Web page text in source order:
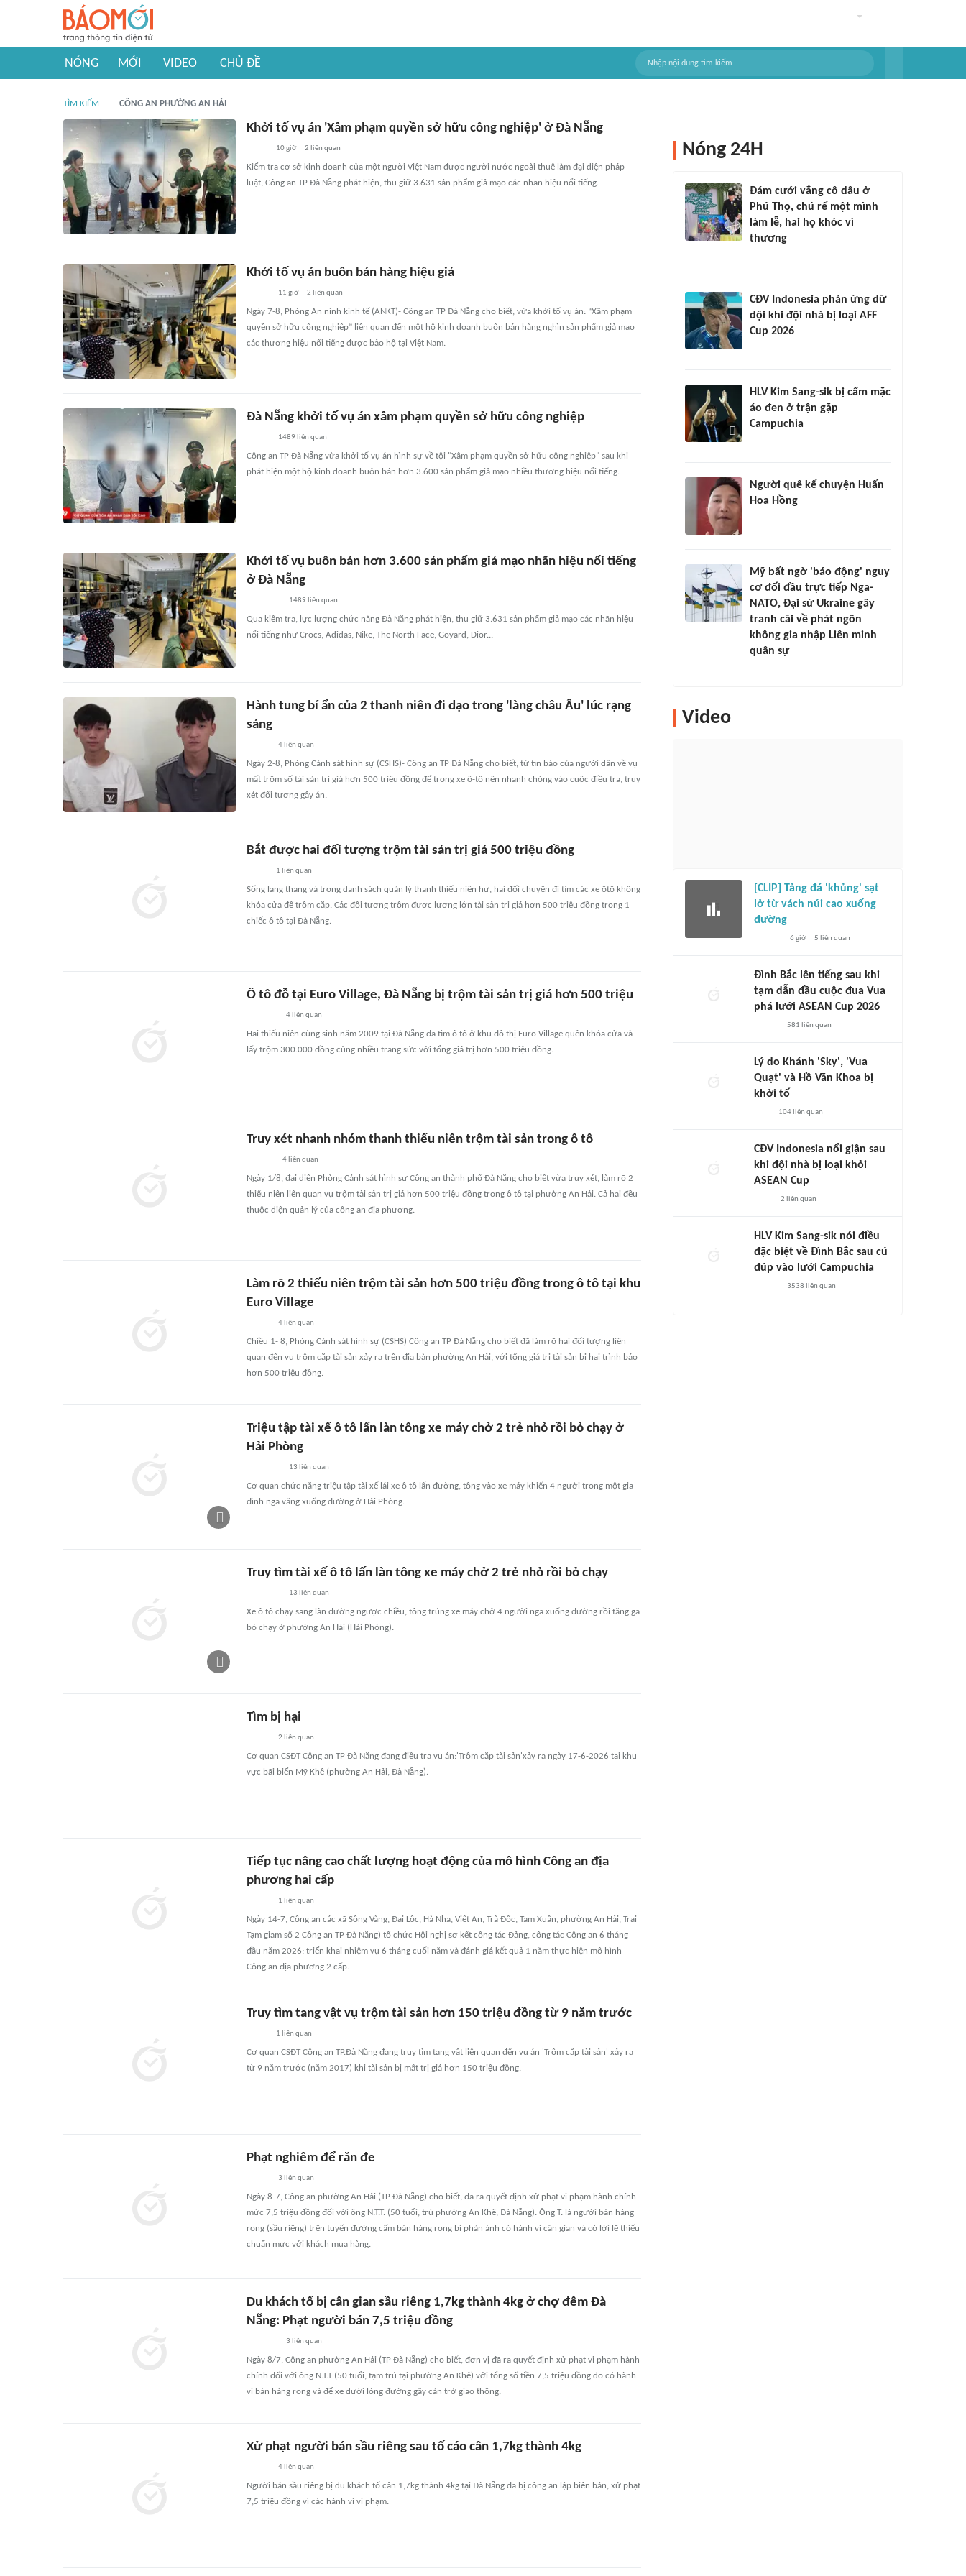
NÓNG MỚI VIDEO CHỦ ĐỀ
TÌM KIẾM CÔNG AN PHƯỜNG AN HẢI
Khởi tố vụ án 'Xâm phạm quyền sở hữu công nghiệp' ở Đà Nẵng
10 giờ 2 liên quan
Kiểm tra cơ sở kinh doanh của một người Việt Nam được người nước ngoài thuê làm đại diện pháp
luật, Công an TP Đà Nẵng phát hiện, thu giữ 3.631 sản phẩm giả mạo các nhãn hiệu nổi tiếng.
Khởi tố vụ án buôn bán hàng hiệu giả
11 giờ 2 liên quan
Ngày 7-8, Phòng An ninh kinh tế (ANKT)- Công an TP Đà Nẵng cho biết, vừa khởi tố vụ án: “Xâm phạm
quyền sở hữu công nghiệp” liên quan đến một hộ kinh doanh buôn bán hàng nghìn sản phẩm giả mạo
các thương hiệu nổi tiếng được bảo hộ tại Việt Nam.
Đà Nẵng khởi tố vụ án xâm phạm quyền sở hữu công nghiệp
1489 liên quan
Công an TP Đà Nẵng vừa khởi tố vụ án hình sự về tội "Xâm phạm quyền sở hữu công nghiệp" sau khi
phát hiện một hộ kinh doanh buôn bán hơn 3.600 sản phẩm giả mạo nhiều thương hiệu nổi tiếng.
Khởi tố vụ buôn bán hơn 3.600 sản phẩm giả mạo nhãn hiệu nổi tiếng
ở Đà Nẵng
1489 liên quan
Qua kiểm tra, lực lượng chức năng Đà Nẵng phát hiện, thu giữ 3.631 sản phẩm giả mạo các nhãn hiệu
nổi tiếng như Crocs, Adidas, Nike, The North Face, Goyard, Dior...
Hành tung bí ẩn của 2 thanh niên đi dạo trong 'làng châu Âu' lúc rạng
sáng
4 liên quan
Ngày 2-8, Phòng Cảnh sát hình sự (CSHS)- Công an TP Đà Nẵng cho biết, từ tin báo của người dân về vụ
mất trộm số tài sản trị giá hơn 500 triệu đồng để trong xe ô-tô nên nhanh chóng vào cuộc điều tra, truy
xét đối tượng gây án.
Bắt được hai đối tượng trộm tài sản trị giá 500 triệu đồng
1 liên quan
Sống lang thang và trong danh sách quản lý thanh thiếu niên hư, hai đối chuyên đi tìm các xe ôtô không
khóa cửa để trộm cắp. Các đối tượng trộm được lượng lớn tài sản trị giá hơn 500 triệu đồng trong 1
chiếc ô tô tại Đà Nẵng.
Ô tô đỗ tại Euro Village, Đà Nẵng bị trộm tài sản trị giá hơn 500 triệu
4liên quan
Hai thiếu niên cùng sinh năm 2009 tại Đà Nẵng đã tìm ô tô ở khu đô thị Euro Village quên khóa cửa và
lấy trộm 300.000 đồng cùng nhiều trang sức với tổng giá trị hơn 500 triệu đồng.
Truy xét nhanh nhóm thanh thiếu niên trộm tài sản trong ô tô
4liên quan
Ngày 1/8, đại diện Phòng Cảnh sát hình sự Công an thành phố Đà Nẵng cho biết vừa truy xét, làm rõ 2
thiếu niên liên quan vụ trộm tài sản trị giá hơn 500 triệu đồng trong ô tô tại phường An Hải. Cả hai đều
thuộc diện quản lý của công an địa phương.
Làm rõ 2 thiếu niên trộm tài sản hơn 500 triệu đồng trong ô tô tại khu
Euro Village
4 liên quan
Chiều 1- 8, Phòng Cảnh sát hình sự (CSHS) Công an TP Đà Nẵng cho biết đã làm rõ hai đối tượng liên
quan đến vụ trộm cắp tài sản xảy ra trên địa bàn phường An Hải, với tổng giá trị tài sản bị hại trình báo
hơn 500 triệu đồng.
Triệu tập tài xế ô tô lấn làn tông xe máy chở 2 trẻ nhỏ rồi bỏ chạy ở
Hải Phòng
13 liên quan
Cơ quan chức năng triệu tập tài xế lái xe ô tô lấn đường, tông vào xe máy khiến 4 người trong một gia
đình ngã văng xuống đường ở Hải Phòng.
Truy tìm tài xế ô tô lấn làn tông xe máy chở 2 trẻ nhỏ rồi bỏ chạy
13 liên quan
Xe ô tô chạy sang làn đường ngược chiều, tông trúng xe máy chở 4 người ngã xuống đường rồi tăng ga
bỏ chạy ở phường An Hải (Hải Phòng).
Tìm bị hại
2 liên quan
Cơ quan CSĐT Công an TP Đà Nẵng đang điều tra vụ án:'Trộm cắp tài sản'xảy ra ngày 17-6-2026 tại khu
vực bãi biển Mỹ Khê (phường An Hải, Đà Nẵng).
Tiếp tục nâng cao chất lượng hoạt động của mô hình Công an địa
phương hai cấp
1 liên quan
Ngày 14-7, Công an các xã Sông Vàng, Đại Lộc, Hà Nha, Việt An, Trà Đốc, Tam Xuân, phường An Hải, Trại
Tạm giam số 2 Công an TP Đà Nẵng) tổ chức Hội nghị sơ kết công tác Đảng, công tác Công an 6 tháng
đầu năm 2026; triển khai nhiệm vụ 6 tháng cuối năm và đánh giá kết quả 1 năm thực hiện mô hình
Công an địa phương 2 cấp.
Truy tìm tang vật vụ trộm tài sản hơn 150 triệu đồng từ 9 năm trước
1 liên quan
Cơ quan CSĐT Công an TP.Đà Nẵng đang truy tìm tang vật liên quan đến vụ án 'Trộm cắp tài sản' xảy ra
từ 9 năm trước (năm 2017) khi tài sản bị mất trị giá hơn 150 triệu đồng.
Phạt nghiêm để răn đe
3 liên quan
Ngày 8-7, Công an phường An Hải (TP Đà Nẵng) cho biết, đã ra quyết định xử phạt vi phạm hành chính
mức 7,5 triệu đồng đối với ông N.T.T. (50 tuổi, trú phường An Khê, Đà Nẵng). Ông T. là người bán hàng
rong (sầu riêng) trên tuyến đường cấm bán hàng rong bị phản ánh có hành vi cân gian và có lời lẽ thiếu
chuẩn mực với khách mua hàng.
Du khách tố bị cân gian sầu riêng 1,7kg thành 4kg ở chợ đêm Đà
Nẵng: Phạt người bán 7,5 triệu đồng
3 liên quan
Ngày 8/7, Công an phường An Hải (TP Đà Nẵng) cho biết, đơn vị đã ra quyết định xử phạt vi phạm hành
chính đối với ông N.T.T (50 tuổi, tạm trú tại phường An Khê) với tổng số tiền 7,5 triệu đồng do có hành
vi bán hàng rong và để xe dưới lòng đường gây cản trở giao thông.
Xử phạt người bán sầu riêng sau tố cáo cân 1,7kg thành 4kg
4liên quan
Người bán sầu riêng bị du khách tố cân 1,7kg thành 4kg tại Đà Nẵng đã bị công an lập biên bản, xử phạt
7,5 triệu đồng vì các hành vi vi phạm.
Nóng 24H
Đám cưới vắng cô dâu ở
Phú Thọ, chú rể một mình
làm lễ, hai họ khóc vì
thương
CĐV Indonesia phản ứng dữ
dội khi đội nhà bị loại AFF
Cup 2026
HLV Kim Sang-sik bị cấm mặc
áo đen ở trận gặp
Campuchia
Người quê kể chuyện Huấn
Hoa Hồng
Mỹ bất ngờ 'báo động' nguy
cơ đối đầu trực tiếp Nga-
NATO, Đại sứ Ukraine gây
tranh cãi về phát ngôn
không gia nhập Liên minh
quân sự
Video
[CLIP] Tảng đá 'khủng' sạt
lở từ vách núi cao xuống
đường
6 giờ 5 liên quan
Đình Bắc lên tiếng sau khi
tạm dẫn đầu cuộc đua Vua
phá lưới ASEAN Cup 2026
581 liên quan
Lý do Khánh 'Sky', 'Vua
Quạt' và Hồ Văn Khoa bị
khởi tố
104liên quan
CĐV Indonesia nổi giận sau
khi đội nhà bị loại khỏi
ASEAN Cup
2 liên quan
HLV Kim Sang-sik nói điều
đặc biệt về Đình Bắc sau cú
đúp vào lưới Campuchia
3538 liên quan